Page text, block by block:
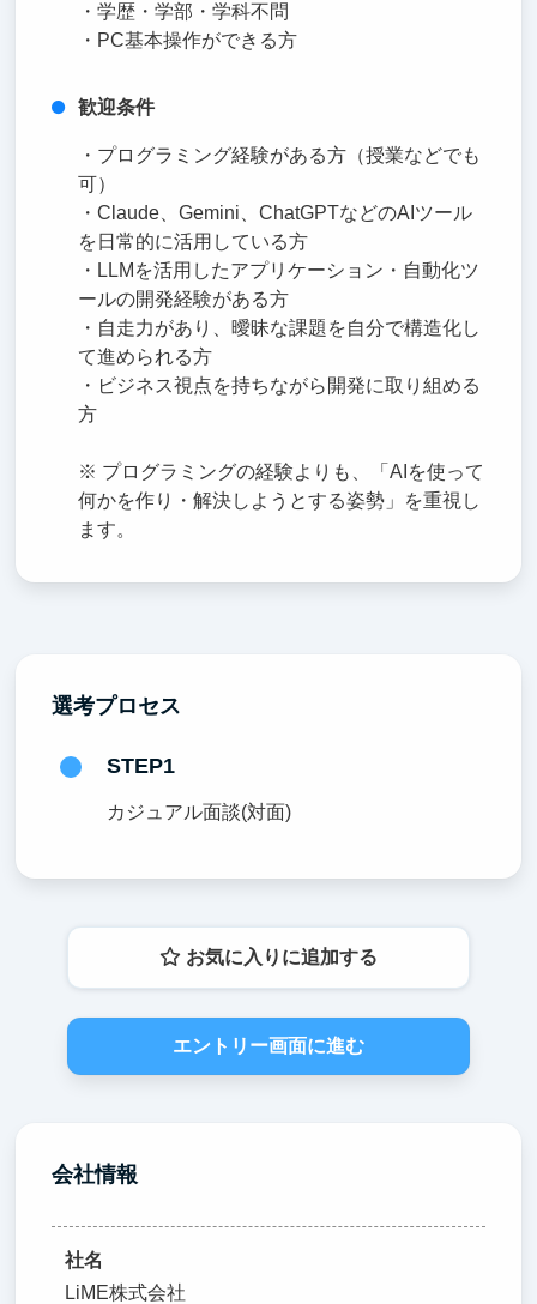
・学歴・学部・学科不問
・PC基本操作ができる方
歓迎条件
・プログラミング経験がある方（授業などでも
可）
・Claude、Gemini、ChatGPTなどのAIツール
を日常的に活用している方
・LLMを活用したアプリケーション・自動化ツ
ールの開発経験がある方
・自走力があり、曖昧な課題を自分で構造化し
て進められる方
・ビジネス視点を持ちながら開発に取り組める
方
※ プログラミングの経験よりも、「AIを使って
何かを作り・解決しようとする姿勢」を重視し
ます。
選考プロセス
STEP1
カジュアル面談(対面)
お気に入りに追加する
エントリー画面に進む
会社情報
社名
LiME株式会社